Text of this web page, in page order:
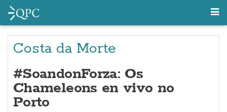
Costa da Morte
#SoandonForza: Os
Chameleons en vivo no
Porto